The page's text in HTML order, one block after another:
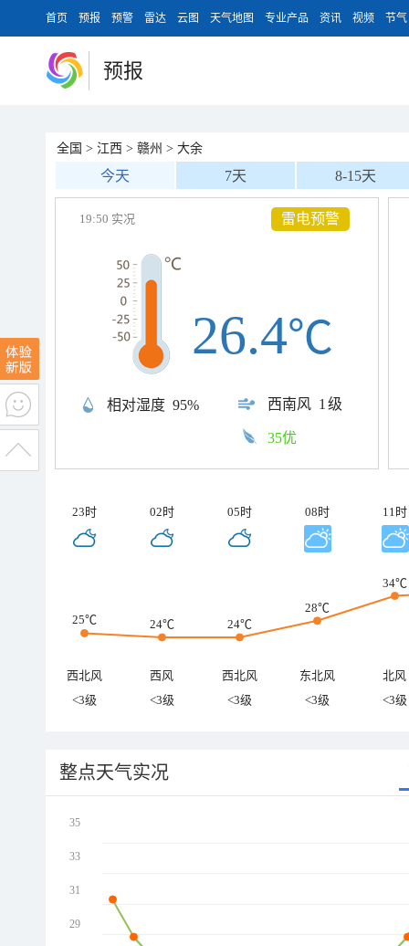
首页 预报 预警 雷达 云图 天气地图 专业产品 资讯 视频 节气
预报
全国 > 江西 > 赣州 > 大余
今天 7天 8-15天
19:50 实况
相对湿度 95% 西南风 1级
26.4℃
35优
雷电预警
23时 02时 05时 08时 11时
25℃ 24℃ 24℃
28℃
34℃
西北风 西风 西北风 东北风
北风
<3级
<3级 <3级 <3级 <3级
整点天气实况
35
33
31
29